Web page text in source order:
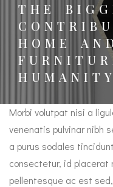
THE
HOME
HUMANITY
Morbi volutpat nisi a
venenatis pulvinar nibh
a purus sodales
consectetur, id
pellentesque ac est